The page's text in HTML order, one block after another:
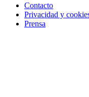
Contacto
Privacidad y
Prensa